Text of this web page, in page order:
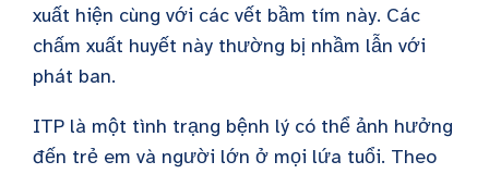
xuất hiện cùng với các vết bầm tím này. Các
chấm xuất huyết này thường bị nhầm lẫn với
phát ban.
ITP là một tình trạng bệnh lý có thể ảnh hưởng
đến trẻ em và người lớn ở mọi lứa tuổi. Theo